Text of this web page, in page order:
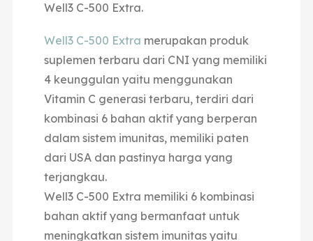
Well3 C-500 Extra.
Well3 C-500 Extra merupakan produk
suplemen terbaru dari CNI yang memiliki
4 keunggulan yaitu menggunakan
Vitamin C generasi terbaru, terdiri dari
kombinasi 6 bahan aktif yang berperan
dalam sistem imunitas, memiliki paten
dari USA dan pastinya harga yang
terjangkau.
Well3 C-500 Extra memiliki 6 kombinasi
bahan aktif yang bermanfaat untuk
meningkatkan sistem imunitas yaitu